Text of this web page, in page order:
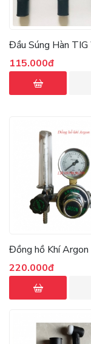
Đầu Súng Hàn
115.000đ
Đồng hồ Khí Argon
220.000đ